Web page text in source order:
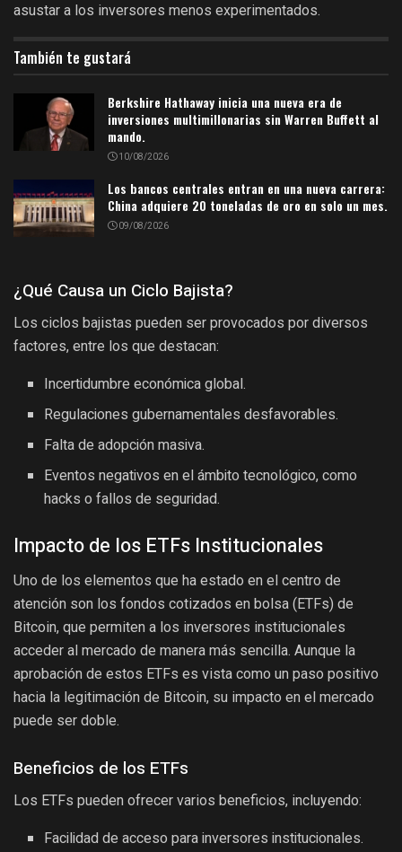
asustar a los inversores menos experimentados.
También te gustará
Berkshire Hathaway inicia una nueva era de
inversiones multimillonarias sin Warren Buffett al
mando.
10/08/2026
Los bancos centrales entran en una nueva carrera:
China adquiere 20 toneladas de oro en solo un mes.
09/08/2026
¿Qué Causa un Ciclo Bajista?
Los ciclos bajistas pueden ser provocados por diversos
factores, entre los que destacan:
Incertidumbre económica global.
Regulaciones gubernamentales desfavorables.
Falta de adopción masiva.
Eventos negativos en el ámbito tecnológico, como
hacks o fallos de seguridad.
Impacto de los ETFs Institucionales
Uno de los elementos que ha estado en el centro de
atención son los fondos cotizados en bolsa (ETFs) de
Bitcoin, que permiten a los inversores institucionales
acceder al mercado de manera más sencilla. Aunque la
aprobación de estos ETFs es vista como un paso positivo
hacia la legitimación de Bitcoin, su impacto en el mercado
puede ser doble.
Beneficios de los ETFs
Los ETFs pueden ofrecer varios beneficios, incluyendo:
Facilidad de acceso para inversores institucionales.